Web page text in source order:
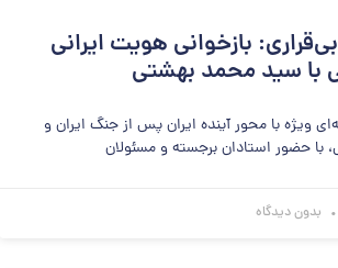
بازخوانی هویت ایرانی
با سید محمد بهشتی
ویژه با محور آینده ایران پس از جنگ ایران و
با حضور استادان برجسته و مسئولان
بدون دیدگاه